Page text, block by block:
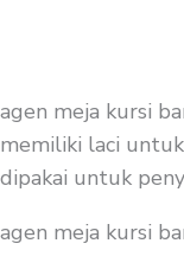
agen meja kursi
memiliki laci
dipakai untuk
agen meja kursi